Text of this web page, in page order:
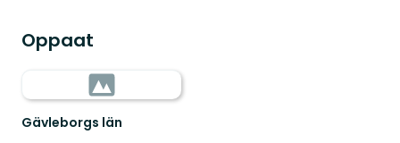
Oppaat
Gävleborgs län